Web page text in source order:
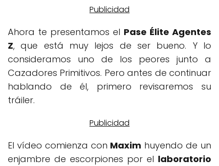
Ahora te presentamos el Pase Élite Agentes
Z, que está muy lejos de ser bueno. Y lo
consideramos uno de los peores junto a
Cazadores Primitivos. Pero antes de continuar
hablando de él, primero revisaremos su
tráiler.
El vídeo comienza con Maxim huyendo de un
enjambre de escorpiones por el laboratorio